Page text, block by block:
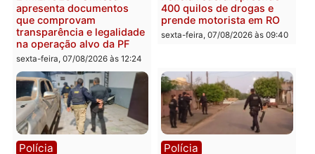
Marcos Rogério apresenta
Plano de Governo com
228 projetos, metas
públicas e
acompanhamento de
resultados
sexta-feira, 07/08/2026 às 18:49
Eleições 2026: Pastor
Evanildo pode ser o
primeiro pastor de
sexta-feira, 07/08/2026 às